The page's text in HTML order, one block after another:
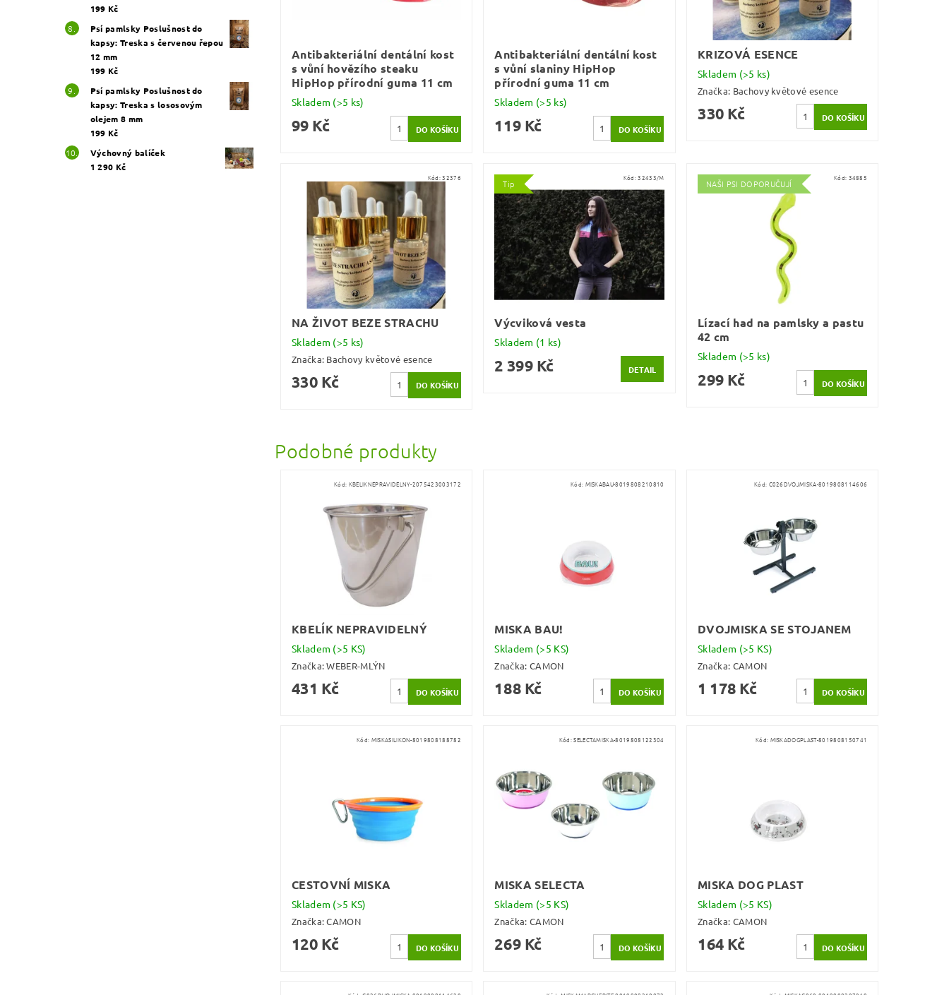
199 Kč
Psí pamlsky Poslušnost do
kapsy: Treska s červenou řepou
12 mm
199 Kč
Psí pamlsky Poslušnost do
kapsy: Treska s lososovým
olejem 8 mm
199 Kč
Výchovný balíček
1 290 Kč
Antibakteriální dentální kost
s vůní hovězího steaku
HipHop přírodní guma 11 cm
Skladem (>5 ks)
99 Kč
Antibakteriální dentální kost
s vůní slaniny HipHop
přírodní guma 11 cm
Skladem (>5 ks)
119 Kč
KRIZOVÁ ESENCE
Skladem (>5 ks)
Značka: Bachovy květové esence
330 Kč
Kód:32376
NA ŽIVOT BEZE STRACHU
Skladem (>5 ks)
Značka: Bachovy květové esence
330 Kč
Tip
Kód:32433/M
Výcviková vesta
Skladem (1 ks)
2 399 Kč DETAIL
NAŠI PSI DOPORUČUJÍ
Kód: 34885
Lízací had na pamlsky a pastu
42 cm
Skladem (>5 ks)
299 Kč
Podobné produkty
Kód: KBELIKNEPRAVIDELNY-2075423003172
KBELÍK NEPRAVIDELNÝ
Skladem (>5 KS)
Značka:WEBER-MLÝN
431 Kč
Kód: MISKABAU-8019808210810
MISKA BAU!
Skladem (>5 KS)
Značka:CAMON
188 Kč
Kód: C026DVOJMISKA-8019808114606
DVOJMISKA SE STOJANEM
Skladem (>5 KS)
Značka: CAMON
1 178 Kč
Kód: MISKASILIKON-8019808188782
CESTOVNÍ MISKA
Skladem (>5 KS)
Značka:CAMON
120 Kč
Kód:SELECTAMISKA-8019808122304
MISKA SELECTA
Skladem (>5 KS)
Značka:CAMON
269 Kč
Kód: MISKADOGPLAST-8019808150741
MISKA DOG PLAST
Skladem (>5 KS)
Značka: CAMON
164 Kč